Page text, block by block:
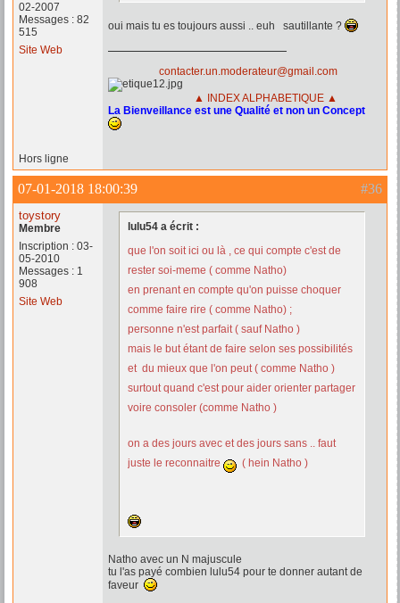
02-2007
Messages : 82
515
Site Web
oui mais tu es toujours aussi .. euh sautillante ?
contacter.un.moderateur@gmail.com
▲ INDEX ALPHABETIQUE ▲
La Bienveillance est une Qualité et non un Concept
Hors ligne
#36
07-01-2018 18:00:39
toystory
Membre
Inscription : 03-
05-2010
Messages : 1
908
Site Web
lulu54 a écrit :
que l'on soit ici ou là , ce qui compte c'est de
rester soi-meme ( comme Natho)
en prenant en compte qu'on puisse choquer
comme faire rire ( comme Natho) ;
personne n'est parfait ( sauf Natho )
mais le but étant de faire selon ses possibilités
et du mieux que l'on peut ( comme Natho )
surtout quand c'est pour aider orienter partager
voire consoler (comme Natho )
on a des jours avec et des jours sans .. faut
juste le reconnaitre
( hein Natho )
Natho avec un N majuscule
tu l'as payé combien lulu54 pour te donner autant de
faveur